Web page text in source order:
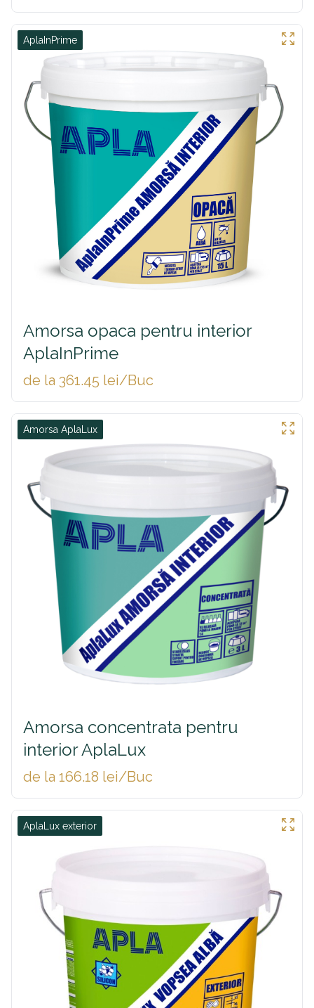
AplaInPrime
Amorsa opaca pentru interior
AplaInPrime
de la 361.45 lei/Buc
Amorsa AplaLux
Amorsa concentrata pentru
interior AplaLux
de la 166.18 lei/Buc
AplaLux exterior